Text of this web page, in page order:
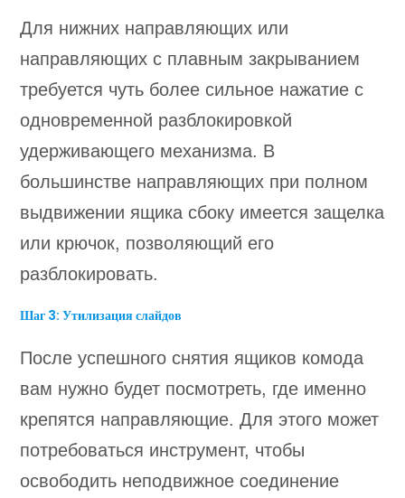
Для нижних направляющих или
направляющих с плавным закрыванием
требуется чуть более сильное нажатие с
одновременной разблокировкой
удерживающего механизма. В
большинстве направляющих при полном
выдвижении ящика сбоку имеется защелка
или крючок, позволяющий его
разблокировать.
Шаг 3: Утилизация слайдов
После успешного снятия ящиков комода
вам нужно будет посмотреть, где именно
крепятся направляющие. Для этого может
потребоваться инструмент, чтобы
освободить неподвижное соединение